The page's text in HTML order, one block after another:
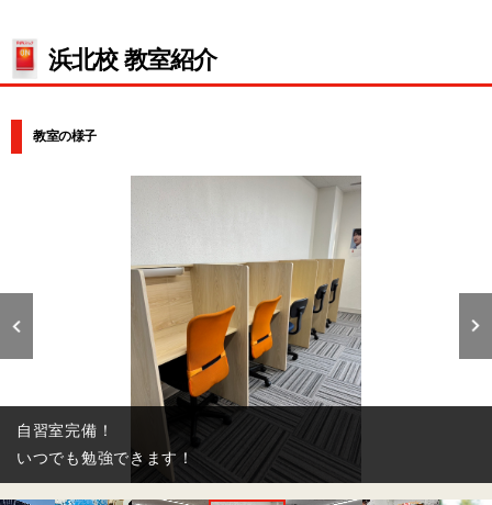
浜北校 教室紹介
教室の様子
自習室完備！
いつでも勉強できます！